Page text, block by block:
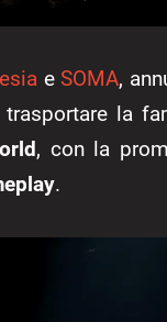
eSOMA,
trasportare la
, con la
.